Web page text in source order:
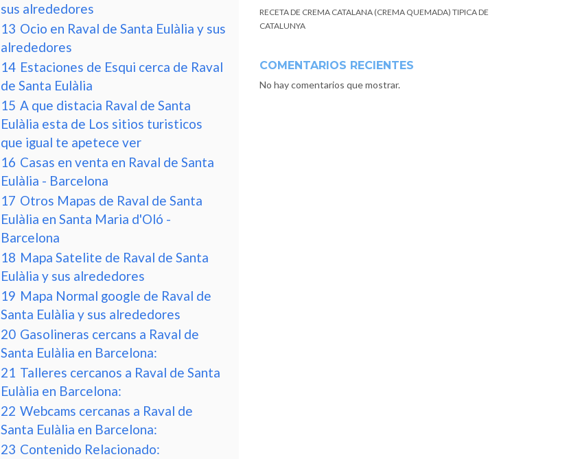
sus alrededores
13 Ocio en Raval de Santa Eulàlia y sus
alrededores
14 Estaciones de Esqui cerca de Raval
de Santa Eulàlia
15 A que distacia Raval de Santa
Eulàlia esta de Los sitios turisticos
que igual te apetece ver
16 Casas en venta en Raval de Santa
Eulàlia - Barcelona
17 Otros Mapas de Raval de Santa
Eulàlia en Santa Maria d'Oló -
Barcelona
18 Mapa Satelite de Raval de Santa
Eulàlia y sus alrededores
19 Mapa Normal google de Raval de
Santa Eulàlia y sus alrededores
20 Gasolineras cercans a Raval de
Santa Eulàlia en Barcelona:
21 Talleres cercanos a Raval de Santa
Eulàlia en Barcelona:
22 Webcams cercanas a Raval de
Santa Eulàlia en Barcelona:
23 Contenido Relacionado:
RECETA DE CREMA CATALANA (CREMA QUEMADA) TIPICA DE
CATALUNYA
COMENTARIOS RECIENTES
No hay comentarios que mostrar.